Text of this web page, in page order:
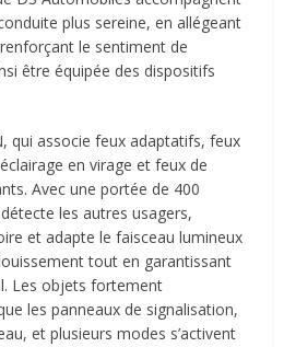
plus sereine, en allégeant
le sentiment de
être équipée des dispositifs
qui associe feux adaptatifs, feux
en virage et feux de
Avec une portée de 400
les autres usagers,
et adapte le faisceau lumineux
tout en garantissant
Les objets fortement
les panneaux de signalisation,
et plusieurs modes s’activent